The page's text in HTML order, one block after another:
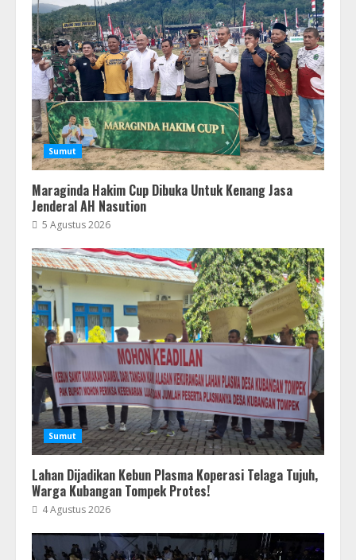
Sumut
Maraginda Hakim Cup Dibuka Untuk Kenang Jasa
Jenderal AH Nasution
5 Agustus 2026
Sumut
Lahan Dijadikan Kebun Plasma Koperasi Telaga Tujuh,
Warga Kubangan Tompek Protes!
4 Agustus 2026